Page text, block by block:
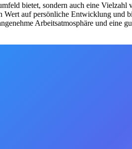
bietet, sondern auch eine Vielzahl
Wert auf persönliche Entwicklung und
Arbeitsatmosphäre und eine